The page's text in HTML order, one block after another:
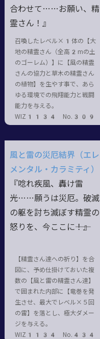
合わせて……お願い、精
霊さん！』
召喚したレベル×1体の【大
地の精霊さん（全高2mの土
のゴーレム）】に【風の精霊
さんの協力と草木の精霊さん
の植物】を生やす事で、あら
ゆる環境での飛翔能力と戦闘
能力を与える。
WIZ1134 No.309
風と雷の災厄結界（エレ
メンタル・カラミティ）
『唸れ疾風、轟け雷
光……願うは災厄。破滅
の躯を討ち滅ぼす精霊の
怒りを、今ここに――！』
【精霊さん達への祈り】を合
図に、予め仕掛けておいた複
数の【風と雷の精霊さん達】
で囲まれた内部に【竜巻を発
生させ、最大でレベル×５回
の雷】を落とし、極大ダメー
ジを与える。
WIZ1134 No.434